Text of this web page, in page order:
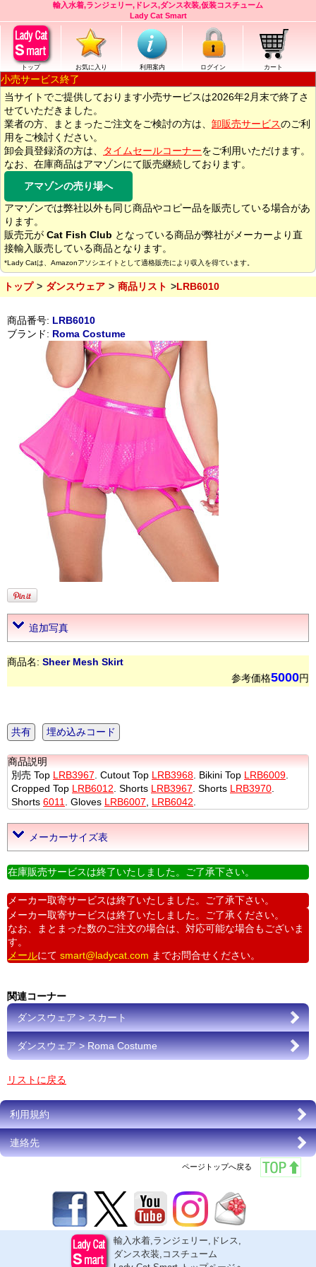
輸入水着,ランジェリー,ドレス,ダンス衣装,仮装コスチューム
Lady Cat Smart
トップ お気に入り 利用案内 ログイン カート
小売サービス終了
当サイトでご提供しております小売サービスは2026年2月末で終了さ
せていただきました。
業者の方、まとまったご注文をご検討の方は、 卸販売サービスのご利
用をご検討ください。
卸会員登録済の方は、
タイムセールコーナーをご利用いただけます。
なお、在庫商品はアマゾンにて販売継続しております。
アマゾンの売り場へ
アマゾンでは弊社以外も同じ商品やコピー品を販売している場合があ
ります。
販売元が Cat Fish Club となっている商品が弊社がメーカーより直
接輸入販売している商品となります。
*Lady Catは、Amazonアソシエイトとして適格販売により収入を得ています。
トップ ダンスウェア 商品リスト LRB6010
商品番号: LRB6010
ブランド: Roma Costume
追加写真
商品名: Sheer Mesh Skirt
参考価格5000円
共有 埋め込みコード
商品説明
別売 Top LRB3967 . Cutout Top LRB3968 . Bikini Top LRB6009
Cropped Top LRB6012 . Shorts LRB3967 . Shorts LRB3970
Shorts 6011 . Gloves LRB6007 LRB6042
メーカーサイズ表
在庫販売サービスは終了いたしました。ご了承下さい。
メーカー取寄サービスは終了いたしました。ご了承下さい。
メーカー取寄サービスは終了いたしました。ご了承ください。
なお、まとまった数のご注文の場合は、対応可能な場合もございま
す。
メールにて smart@ladycat.com までお問合せください。
関連コーナー
ダンスウェア > スカート
ダンスウェア > Roma Costume
リストに戻る
利用規約
連絡先
ページトップへ戻る
輸入水着,ランジェリー,ドレス,
ダンス衣装,コスチューム